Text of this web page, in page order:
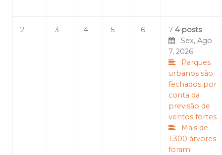
2 3 4 5 6 7 4 posts
Sex, Ago
7, 2026
Parques
urbanos são
fechados por
conta da
previsão de
ventos fortes
Mais de
1.300 árvores
foram